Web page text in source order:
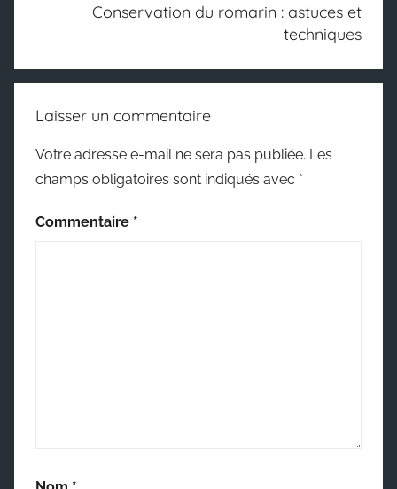
Conservation du romarin : astuces et
techniques
Laisser un commentaire
Votre adresse e-mail ne sera pas publiée. Les
champs obligatoires sont indiqués avec *
Commentaire *